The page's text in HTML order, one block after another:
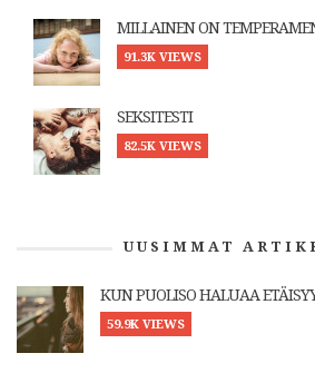
MILLAINEN ON
91.3K VIEWS
SEKSITESTI
82.5K VIEWS
UUSIMMAT
KUN PUOLISO HALUAA
59.9K VIEWS